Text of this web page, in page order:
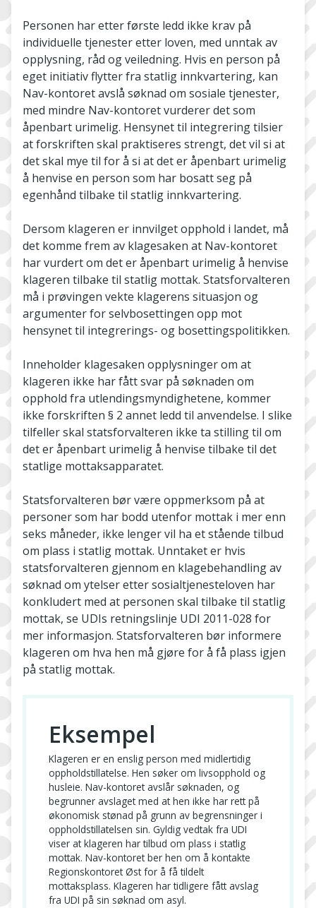
Personen har etter første ledd ikke krav på
individuelle tjenester etter loven, med unntak av
opplysning, råd og veiledning. Hvis en person på
eget initiativ flytter fra statlig innkvartering, kan
Nav-kontoret avslå søknad om sosiale tjenester,
med mindre Nav-kontoret vurderer det som
åpenbart urimelig. Hensynet til integrering tilsier
at forskriften skal praktiseres strengt, det vil si at
det skal mye til for å si at det er åpenbart urimelig
å henvise en person som har bosatt seg på
egenhånd tilbake til statlig innkvartering.
Dersom klageren er innvilget opphold i landet, må
det komme frem av klagesaken at Nav-kontoret
har vurdert om det er åpenbart urimelig å henvise
klageren tilbake til statlig mottak. Statsforvalteren
må i prøvingen vekte klagerens situasjon og
argumenter for selvbosettingen opp mot
hensynet til integrerings- og bosettingspolitikken.
Inneholder klagesaken opplysninger om at
klageren ikke har fått svar på søknaden om
opphold fra utlendingsmyndighetene, kommer
ikke forskriften § 2 annet ledd til anvendelse. I slike
tilfeller skal statsforvalteren ikke ta stilling til om
det er åpenbart urimelig å henvise tilbake til det
statlige mottaksapparatet.
Statsforvalteren bør være oppmerksom på at
personer som har bodd utenfor mottak i mer enn
seks måneder, ikke lenger vil ha et stående tilbud
om plass i statlig mottak. Unntaket er hvis
statsforvalteren gjennom en klagebehandling av
søknad om ytelser etter sosialtjenesteloven har
konkludert med at personen skal tilbake til statlig
mottak, se UDIs retningslinje UDI 2011-028 for
mer informasjon. Statsforvalteren bør informere
klageren om hva hen må gjøre for å få plass igjen
på statlig mottak.
Eksempel
Klageren er en enslig person med midlertidig
oppholdstillatelse. Hen søker om livsopphold og
husleie. Nav-kontoret avslår søknaden, og
begrunner avslaget med at hen ikke har rett på
økonomisk stønad på grunn av begrensninger i
oppholdstillatelsen sin. Gyldig vedtak fra UDI
viser at klageren har tilbud om plass i statlig
mottak. Nav-kontoret ber hen om å kontakte
Regionskontoret Øst for å få tildelt
mottaksplass. Klageren har tidligere fått avslag
fra UDI på sin søknad om asyl.